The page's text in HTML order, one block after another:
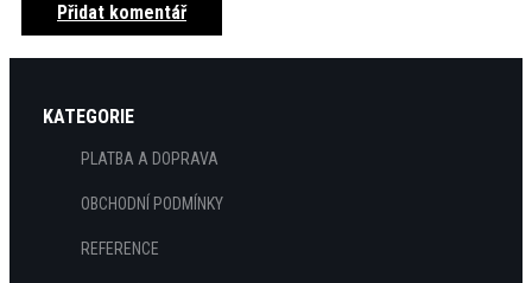
Přidat komentář
KATEGORIE
PLATBA A DOPRAVA
OBCHODNÍ PODMÍNKY
REFERENCE